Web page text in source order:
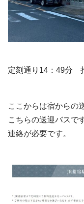
定刻通り14：49分
ここからは宿からの
こちらの送迎バスで
連絡が必要です。